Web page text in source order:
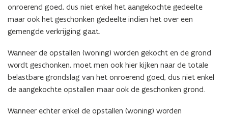
onroerend goed, dus niet enkel het aangekochte gedeelte
maar ook het geschonken gedeelte indien het over een
gemengde verkrijging gaat.
Wanneer de opstallen (woning) worden gekocht en de grond
wordt geschonken, moet men ook hier kijken naar de totale
belastbare grondslag van het onroerend goed, dus niet enkel
de aangekochte opstallen maar ook de geschonken grond.
Wanneer echter enkel de opstallen (woning) worden